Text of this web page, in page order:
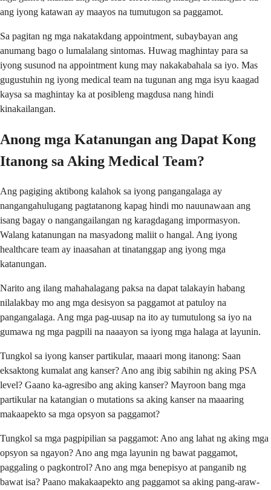
ang iyong katawan ay maayos na tumutugon sa paggamot.
Sa pagitan ng mga nakatakdang appointment, subaybayan ang
anumang bago o lumalalang sintomas. Huwag maghintay para sa
iyong susunod na appointment kung may nakakabahala sa iyo. Mas
gugustuhin ng iyong medical team na tugunan ang mga isyu kaagad
kaysa sa maghintay ka at posibleng magdusa nang hindi
kinakailangan.
Anong mga Katanungan ang Dapat Kong
Itanong sa Aking Medical Team?
Ang pagiging aktibong kalahok sa iyong pangangalaga ay
nangangahulugang pagtatanong kapag hindi mo nauunawaan ang
isang bagay o nangangailangan ng karagdagang impormasyon.
Walang katanungan na masyadong maliit o hangal. Ang iyong
healthcare team ay inaasahan at tinatanggap ang iyong mga
katanungan.
Narito ang ilang mahahalagang paksa na dapat talakayin habang
nilalakbay mo ang mga desisyon sa paggamot at patuloy na
pangangalaga. Ang mga pag-uusap na ito ay tumutulong sa iyo na
gumawa ng mga pagpili na naaayon sa iyong mga halaga at layunin.
Tungkol sa iyong kanser partikular, maaari mong itanong: Saan
eksaktong kumalat ang kanser? Ano ang ibig sabihin ng aking PSA
level? Gaano ka-agresibo ang aking kanser? Mayroon bang mga
partikular na katangian o mutations sa aking kanser na maaaring
makaapekto sa mga opsyon sa paggamot?
Tungkol sa mga pagpipilian sa paggamot: Ano ang lahat ng aking mga
opsyon sa ngayon? Ano ang mga layunin ng bawat paggamot,
paggaling o pagkontrol? Ano ang mga benepisyo at panganib ng
bawat isa? Paano makakaapekto ang paggamot sa aking pang-araw-